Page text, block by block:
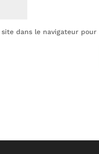
dans le navigateur